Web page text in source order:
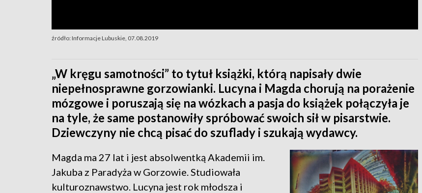
źródło: Informacje Lubuskie, 07.08.2019
„W kręgu samotności” to tytuł książki, którą napisały dwie
niepełnosprawne gorzowianki. Lucyna i Magda chorują na porażenie
mózgowe i poruszają się na wózkach a pasja do książek połączyła je
na tyle, że same postanowiły spróbować swoich sił w pisarstwie.
Dziewczyny nie chcą pisać do szuflady i szukają wydawcy.
Magda ma 27 lat i jest absolwentką Akademii im.
Jakuba z Paradyża w Gorzowie. Studiowała
kulturoznawstwo. Lucyna jest rok młodsza i